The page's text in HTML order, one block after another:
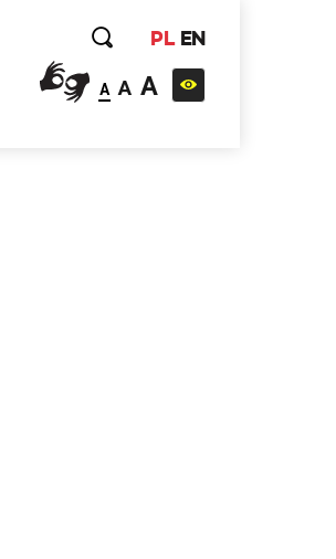
PL EN
A A A